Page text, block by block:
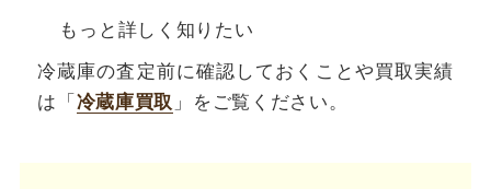
もっと詳しく知りたい
冷蔵庫の査定前に確認しておくことや買取実績
は「 冷蔵庫買取 」をご覧ください。